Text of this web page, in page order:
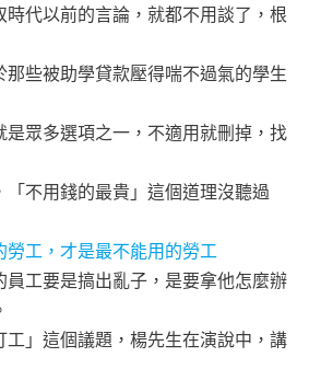
時代以前的言論，就都不用談了，根
那些被助學貸款壓得喘不過氣的學生
是眾多選項之一，不適用就刪掉，找
不用錢的最貴」這個道理沒聽過
勞工，才是最不能用的勞工
員工要是搞出亂子，是要拿他怎麼辦
工」這個議題，楊先生在演說中，講